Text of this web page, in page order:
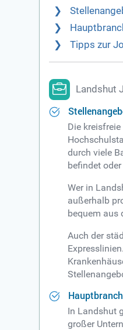
Tipps zur
Landshut
Die
durch viele
befindet
Wer in
außerhalb
bequem aus
Auch der
In Landshut
großer